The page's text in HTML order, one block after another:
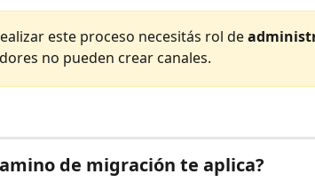
este proceso necesitás rol de
no pueden crear canales.
de migración te aplica?